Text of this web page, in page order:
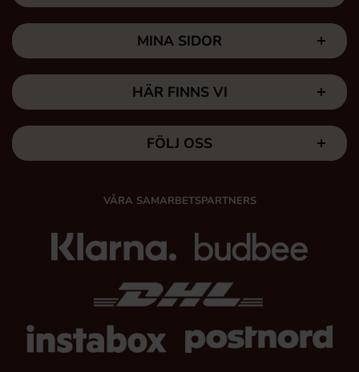
MINA SIDOR
HÄR FINNS VI
FÖLJ OSS
VÅRA SAMARBETSPARTNERS